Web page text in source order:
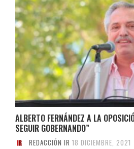
ALBERTO FERNÁNDEZ A LA
SEGUIR GOBERNANDO”
REDACCIÓN IR 18 DICIEMBRE, 2021